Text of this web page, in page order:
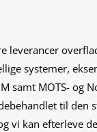
leverancer
systemer,
samt MOTS- og
til den
vi kan efterleve